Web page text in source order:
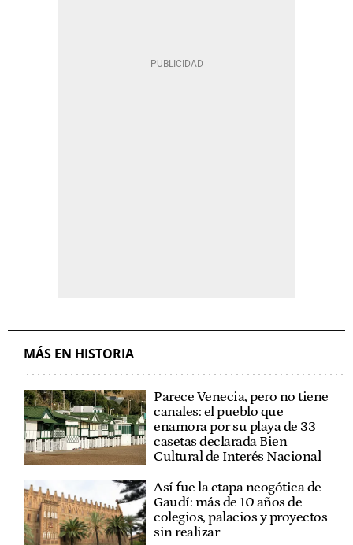
MÁS EN HISTORIA
Parece Venecia, pero no tiene
canales: el pueblo que
enamora por su playa de 33
casetas declarada Bien
Cultural de Interés Nacional
Así fue la etapa neogótica de
Gaudí: más de 10 años de
colegios, palacios y proyectos
sin realizar